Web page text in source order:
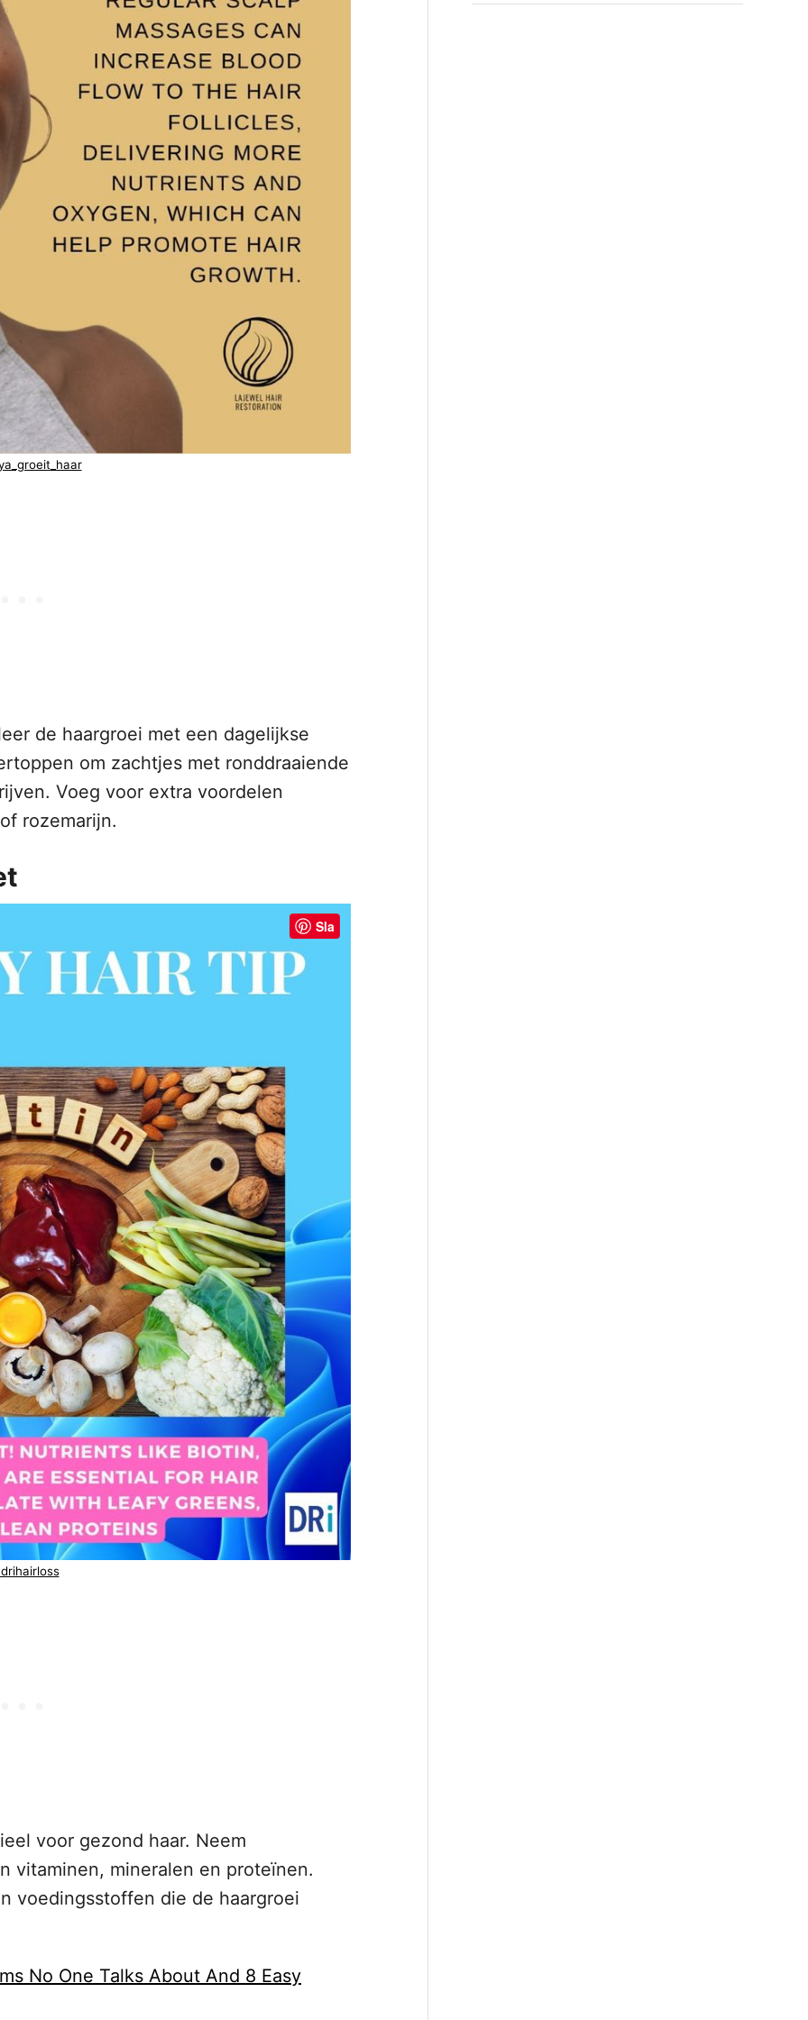
de haargroei met een dagelijkse
om zachtjes met ronddraaiende
Voeg voor extra voordelen
rozemarijn.
Sla
voor gezond haar. Neem
vitaminen, mineralen en proteïnen.
voedingsstoffen die de haargroei
No One Talks About And 8 Easy